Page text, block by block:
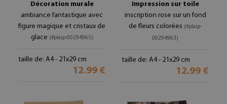
Décoration murale
ambiance fantastique avec
figure magique et cristaux de
glace (#plaip-00294965)
taille de: A4 - 21x29 cm
12.99 €
Impression sur toile
inscription rose sur un fond
de fleurs colorées (#plaip-
00294963)
taille de: A4 - 21x29 cm
12.99 €